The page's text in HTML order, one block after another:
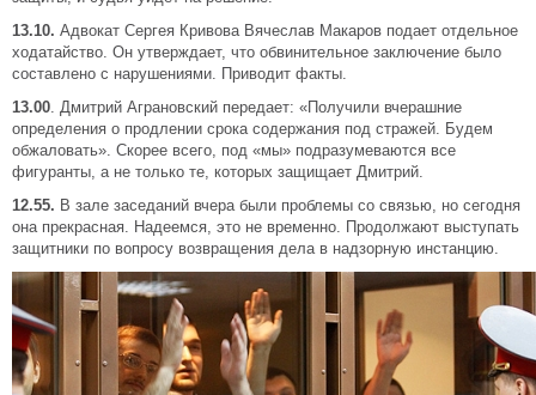
13.10. Адвокат Сергея Кривова Вячеслав Макаров подает отдельное
ходатайство. Он утверждает, что обвинительное заключение было
составлено с нарушениями. Приводит факты.
13.00. Дмитрий Аграновский передает: «Получили вчерашние
определения о продлении срока содержания под стражей. Будем
обжаловать». Скорее всего, под «мы» подразумеваются все
фигуранты, а не только те, которых защищает Дмитрий.
12.55. В зале заседаний вчера были проблемы со связью, но сегодня
она прекрасная. Надеемся, это не временно. Продолжают выступать
защитники по вопросу возвращения дела в надзорную инстанцию.